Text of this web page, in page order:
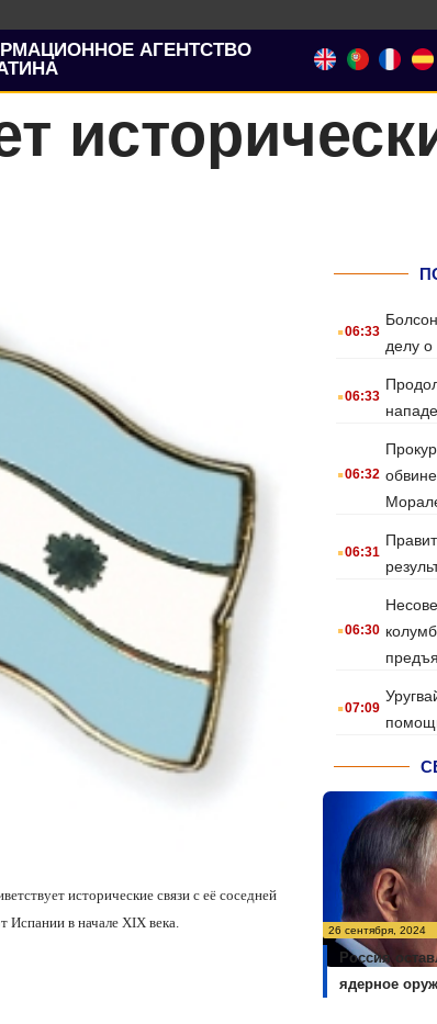
АГЕНТСТВО
исторические связи с её соседней
Испании в начале XIX века.
.06:33
делу о
.06:33
.06:32
.06:31
.06:30
.07:09
26 сентября, 2024
Россия
ядерное